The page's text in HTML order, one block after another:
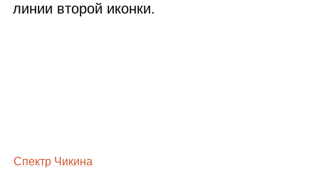
линии второй иконки.
Спектр Чикина